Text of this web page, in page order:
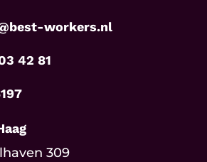
workers.nl
42 81
309